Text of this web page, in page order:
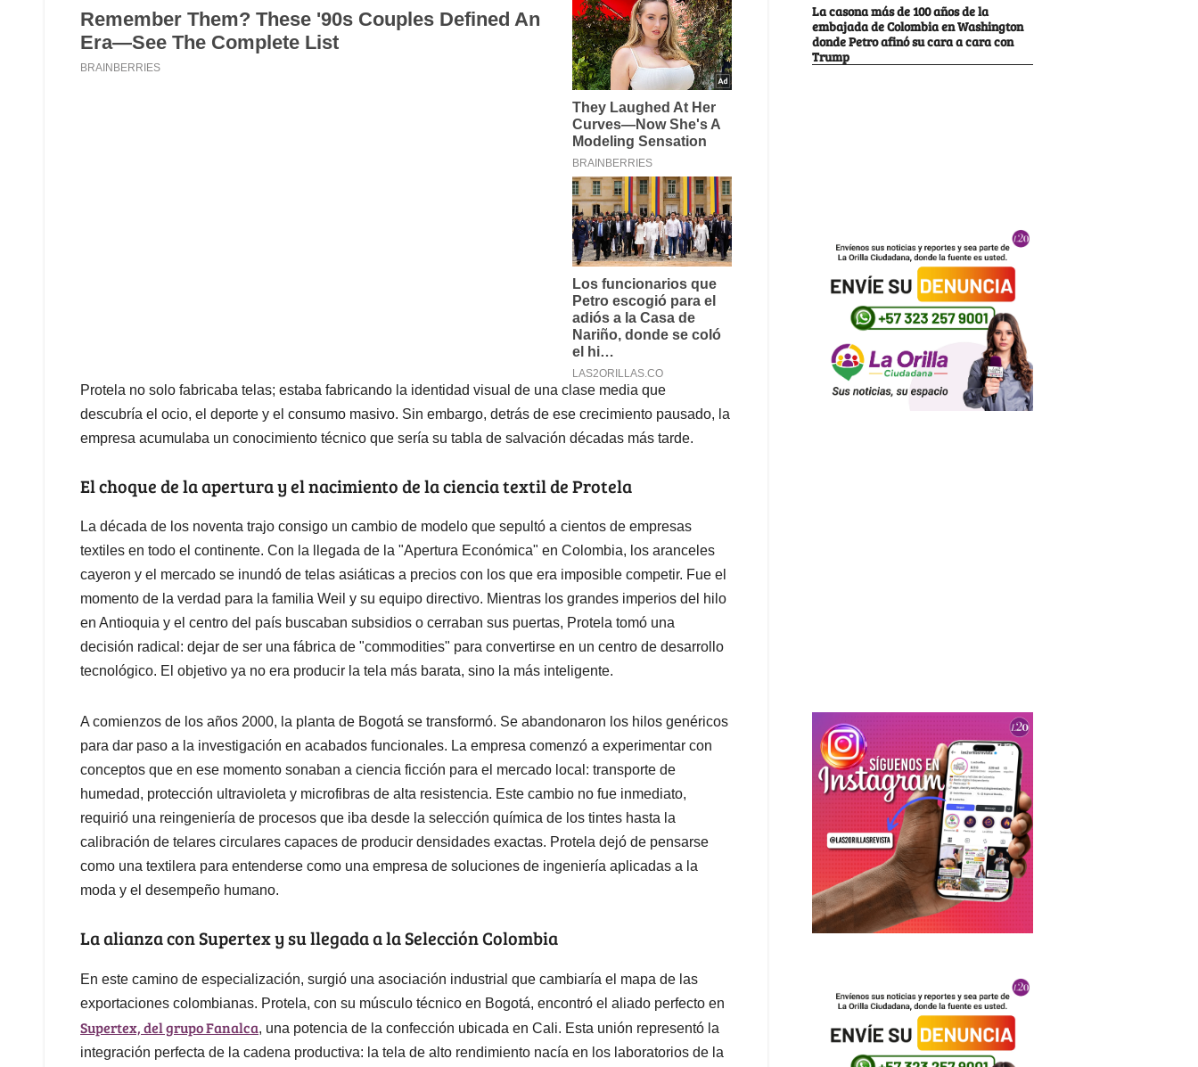
Protela no solo fabricaba telas; estaba fabricando la identidad visual de una clase media que
descubría el ocio, el deporte y el consumo masivo. Sin embargo, detrás de ese crecimiento pausado, la
empresa acumulaba un conocimiento técnico que sería su tabla de salvación décadas más tarde.
El choque de la apertura y el nacimiento de la ciencia textil de Protela
La década de los noventa trajo consigo un cambio de modelo que sepultó a cientos de empresas
textiles en todo el continente. Con la llegada de la "Apertura Económica" en Colombia, los aranceles
cayeron y el mercado se inundó de telas asiáticas a precios con los que era imposible competir. Fue el
momento de la verdad para la familia Weil y su equipo directivo. Mientras los grandes imperios del hilo
en Antioquia y el centro del país buscaban subsidios o cerraban sus puertas, Protela tomó una
decisión radical: dejar de ser una fábrica de "commodities" para convertirse en un centro de desarrollo
tecnológico. El objetivo ya no era producir la tela más barata, sino la más inteligente.
A comienzos de los años 2000, la planta de Bogotá se transformó. Se abandonaron los hilos genéricos
para dar paso a la investigación en acabados funcionales. La empresa comenzó a experimentar con
conceptos que en ese momento sonaban a ciencia ficción para el mercado local: transporte de
humedad, protección ultravioleta y microfibras de alta resistencia. Este cambio no fue inmediato,
requirió una reingeniería de procesos que iba desde la selección química de los tintes hasta la
calibración de telares circulares capaces de producir densidades exactas. Protela dejó de pensarse
como una textilera para entenderse como una empresa de soluciones de ingeniería aplicadas a la
moda y el desempeño humano.
La alianza con Supertex y su llegada a la Selección Colombia
En este camino de especialización, surgió una asociación industrial que cambiaría el mapa de las
exportaciones colombianas. Protela, con su músculo técnico en Bogotá, encontró el aliado perfecto en
Supertex, del grupo Fanalca, una potencia de la confección ubicada en Cali. Esta unión representó la
integración perfecta de la cadena productiva: la tela de alto rendimiento nacía en los laboratorios de la
La casona más de 100 años de la
embajada de Colombia en Washington
donde Petro afinó su cara a cara con
Trump